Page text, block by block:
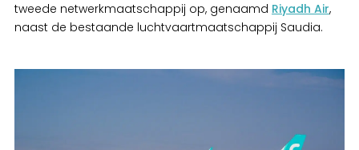
tweede netwerkmaatschappij op, genaamd Riyadh Air,
naast de bestaande luchtvaartmaatschappij Saudia.